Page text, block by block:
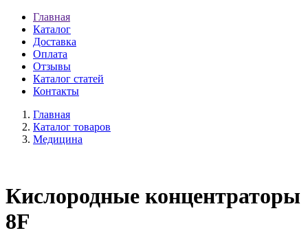
Главная
Каталог
Доставка
Оплата
Отзывы
Каталог статей
Контакты
Главная
Каталог товаров
Медицина
Кислородные концентраторы
8F